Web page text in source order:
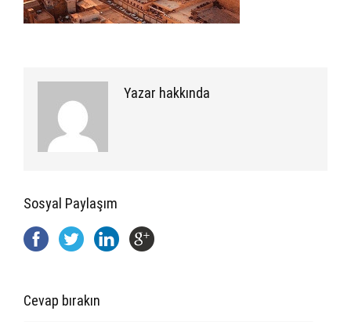
Yazar hakkında
Sosyal Paylaşım
Cevap bırakın